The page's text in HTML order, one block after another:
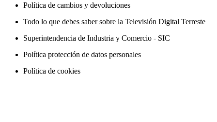
Política de cambios y devoluciones
Todo lo que debes saber sobre la Televisión Digital Terreste
Superintendencia de Industria y Comercio - SIC
Política protección de datos personales
Política de cookies